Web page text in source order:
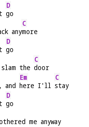
D
go
any
C
more
D
go
slam the
C
door
and
Em
here I'll
C
stay
D
go
me anyway